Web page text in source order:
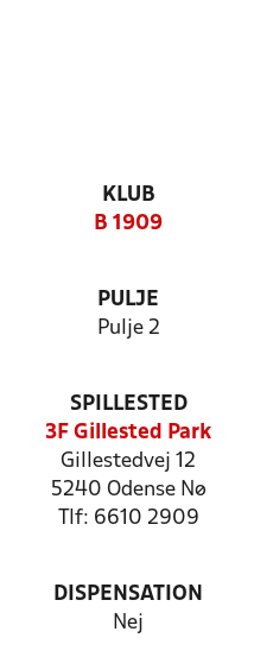
KLUB
B 1909
PULJE
Pulje 2
SPILLESTED
3F Gillested Park
Gillestedvej 12
5240 Odense Nø
Tlf: 6610 2909
DISPENSATION
Nej